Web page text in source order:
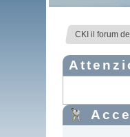
CKI il forum